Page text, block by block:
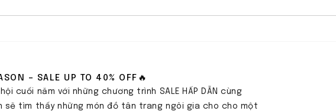
– SALE UP TO 40% OFF🔥
cuối năm với những chương trình SALE HẤP DẪN cùng
sẽ tìm thấy những món đồ tân trang ngôi gia cho cho một